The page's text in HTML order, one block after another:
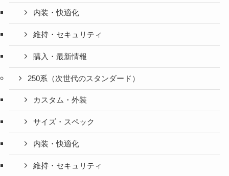
内装・快適化
維持・セキュリティ
購入・最新情報
250系（次世代のスタンダード）
カスタム・外装
サイズ・スペック
内装・快適化
維持・セキュリティ